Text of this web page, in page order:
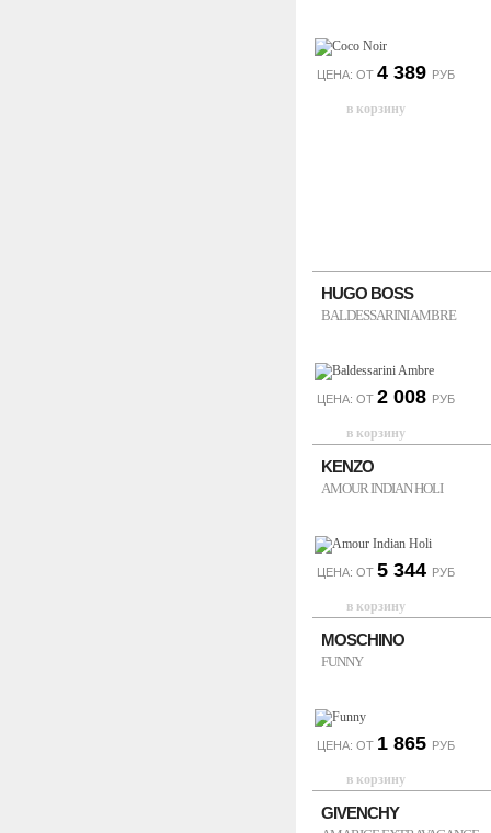
ЦЕНА: ОТ 4 389 РУБ
HUGO BOSS
BALDESSARINI AMBRE
ЦЕНА: ОТ 2 008 РУБ
KENZO
AMOUR INDIAN HOLI
ЦЕНА: ОТ 5 344 РУБ
MOSCHINO
FUNNY
ЦЕНА: ОТ 1 865 РУБ
GIVENCHY